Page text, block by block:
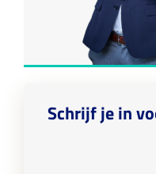
Schrijf je in